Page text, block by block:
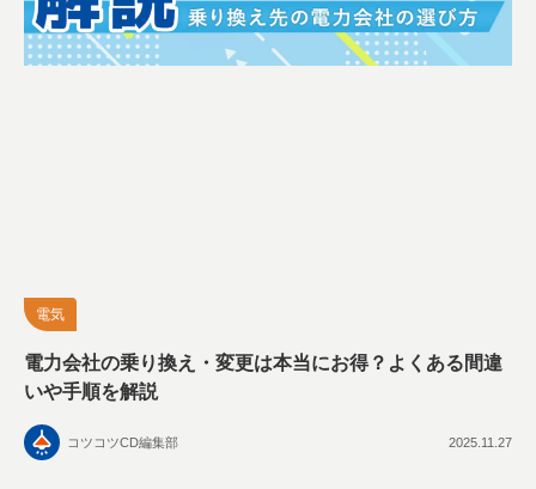
電気
電力会社の乗り換え・変更は本当にお得？よくある間違
いや手順を解説
コツコツCD編集部 2025.11.27